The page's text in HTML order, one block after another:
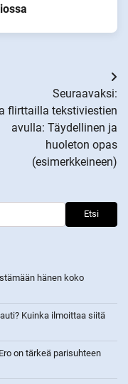
Seuraavaksi:
flirttailla tekstiviestien
avulla: Täydellinen ja
huoleton opas
(esimerkkeineen)
Etsi
hänen koko
Kuinka ilmoittaa siitä
on tärkeä parisuhteen